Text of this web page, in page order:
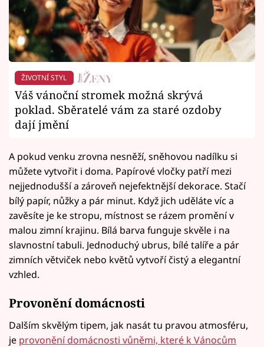
ŽIVOTNÍ STYL
Váš vánoční stromek možná skrývá
poklad. Sběratelé vám za staré ozdoby
dají jmění
A pokud venku zrovna nesněží, sněhovou nadílku si
můžete vytvořit i doma. Papírové vločky patří mezi
nejjednodušší a zároveň nejefektnější dekorace. Stačí
bílý papír, nůžky a pár minut. Když jich uděláte víc a
zavěsíte je ke stropu, místnost se rázem promění v
malou zimní krajinu. Bílá barva funguje skvěle i na
slavnostní tabuli. Jednoduchý ubrus, bílé talíře a pár
zimních větviček nebo květů vytvoří čistý a elegantní
vzhled.
Provonění domácnosti
Dalším skvělým tipem, jak nasát tu pravou atmosféru,
je provonění domácnosti vůněmi, které k Vánocům